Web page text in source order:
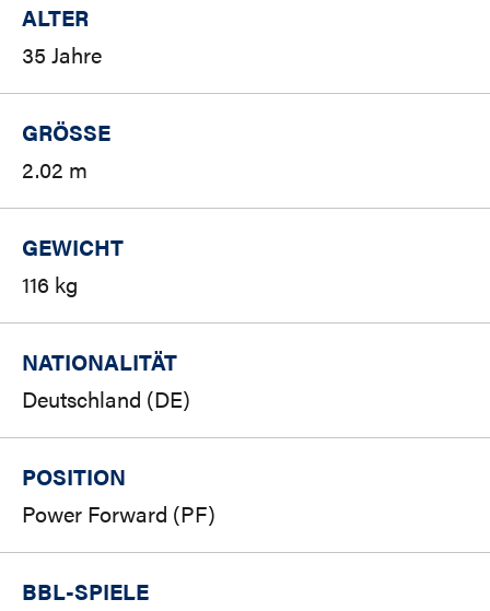
ALTER
35 Jahre
GRÖSSE
2.02 m
GEWICHT
116 kg
NATIONALITÄT
Deutschland (DE)
POSITION
Power Forward (PF)
BBL-SPIELE